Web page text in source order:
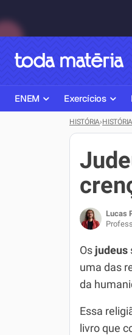
ENEM
Página Inicial ENEM
Plano de Estudos
Exercícios ENEM
Simulados ENEM
Exercícios
ENEM
Matemática
Biologia
Inglês
Geografia
HISTÓRIA›
Lucas
Os judeus
uma das
da
Essa
livro que